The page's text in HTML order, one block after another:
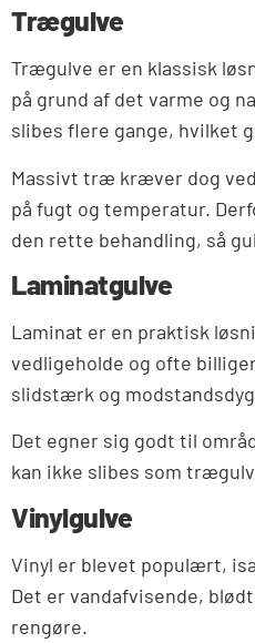
Trægulve
Trægulve er en klassisk
på grund af det varme og
slibes flere gange, hvilket
Massivt træ kræver dog
på fugt og temperatur.
den rette behandling, så
Laminatgulve
Laminat er en praktisk
vedligeholde og ofte
slidstærk og
Det egner sig godt til
kan ikke slibes som
Vinylgulve
Vinyl er blevet populært,
Det er vandafvisende,
rengøre.